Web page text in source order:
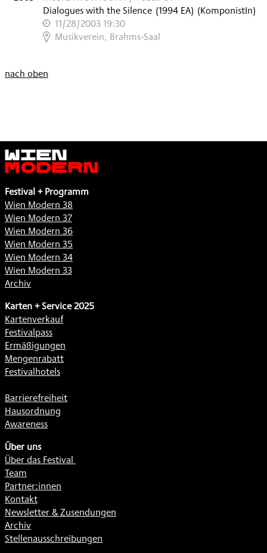
Dialogues with the Silence (1994 EA) (KomponistIn)
11/28/2003 19:30
,
Musikverein, Brahms-Saal
nach oben
Wien
Modern
Festival + Programm
Wien Modern 38
Wien Modern 37
Wien Modern 36
Wien Modern 35
Wien Modern 34
Wien Modern 33
Archiv
Karten + Service 2025
Kartenverkauf
Festivalpass
Ermäßigungen
Mengenrabatt
Festivalhotels
Barrierefreiheit
Hausordnung
Awareness
Über uns
Über das Festival
Team
Partner:innen
Kontakt
Newsletter & Zusendungen
Archiv
Stellenausschreibungen